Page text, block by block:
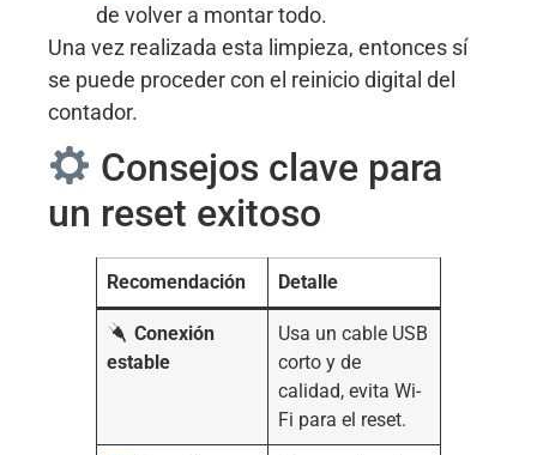
de volver a montar todo.
Una vez realizada esta limpieza, entonces sí
se puede proceder con el reinicio digital del
contador.
Consejos clave para
un reset exitoso
Recomendación Detalle
Conexión
estable
Usa un cable USB
corto y de
calidad, evita Wi-
Fi para el reset.